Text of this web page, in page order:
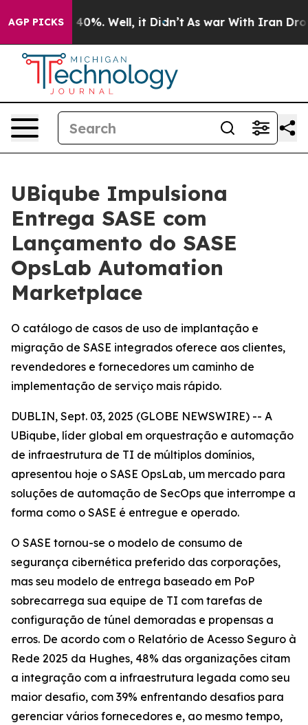
AGP PICKS
Around 40%. Well, it Didn’t As war With Iran
UBiqube Impulsiona
Entrega SASE com
Lançamento do SASE
OpsLab Automation
Marketplace
O catálogo de casos de uso de implantação e
migração de SASE integrados oferece aos clientes,
revendedores e fornecedores um caminho de
implementação de serviço mais rápido.
DUBLIN, Sept. 03, 2025 (GLOBE NEWSWIRE) -- A
UBiqube, líder global em orquestração e automação
de infraestrutura de TI de múltiplos domínios,
apresentou hoje o SASE OpsLab, um mercado para
soluções de automação de SecOps que interrompe a
forma como o SASE é entregue e operado.
O SASE tornou-se o modelo de consumo de
segurança cibernética preferido das corporações,
mas seu modelo de entrega baseado em PoP
sobrecarrega sua equipe de TI com tarefas de
configuração de túnel demoradas e propensas a
erros. De acordo com o Relatório de Acesso Seguro à
Rede 2025 da Hughes, 48% das organizações citam
a integração com a infraestrutura legada como seu
maior desafio, com 39% enfrentando desafios para
gerenciar vários fornecedores e, ao mesmo tempo,